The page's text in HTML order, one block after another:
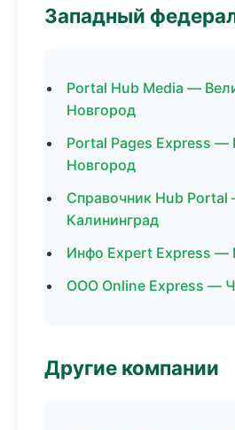
Западный
Portal Hub Media —
Новгород
Portal Pages Express —
Новгород
Справочник Hub
Калининград
Инфо Expert Express —
ООО Online Express —
Другие компании